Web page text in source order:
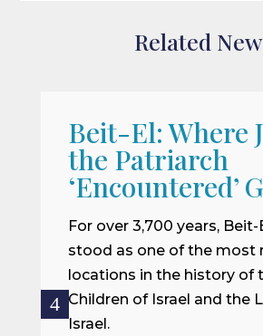
Related
Beit-El: Where
the Patriarch
‘Encountered’
For over 3,700 years, Beit-
stood as one of the most
locations in the history of
Children of Israel and the
Israel.